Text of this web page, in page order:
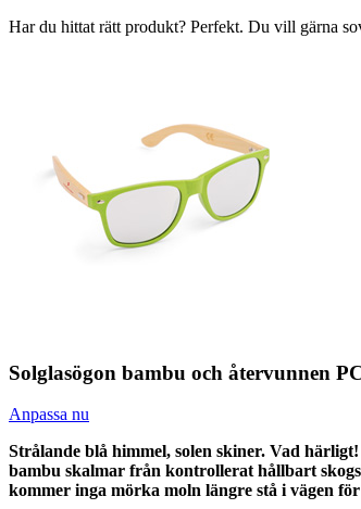
Har du hittat rätt produkt? Perfekt. Du vill gärna
Solglasögon bambu och återvunnen
Anpassa nu
Strålande blå himmel, solen skiner. Vad
bambu skalmar från kontrollerat hållbart
kommer inga mörka moln längre stå i vägen